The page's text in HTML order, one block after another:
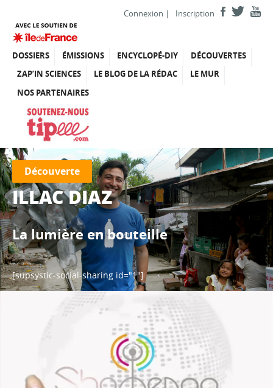
Connexion | Inscription
DOSSIERS ÉMISSIONS ENCYCLOPÉ-DIY
DÉCOUVERTES
ZAP’IN SCIENCES
LE BLOG DE LA RÉDAC
LE MUR
NOS PARTENAIRES
Découverte
ILLAC DIAZ
La lumière en bouteille
[supsystic-social-sharing id="1"]